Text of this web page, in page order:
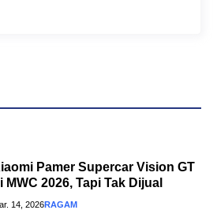
Pamer Supercar Vision GT
MWC 2026, Tapi Tak Dijual
14, 2026RAGAM